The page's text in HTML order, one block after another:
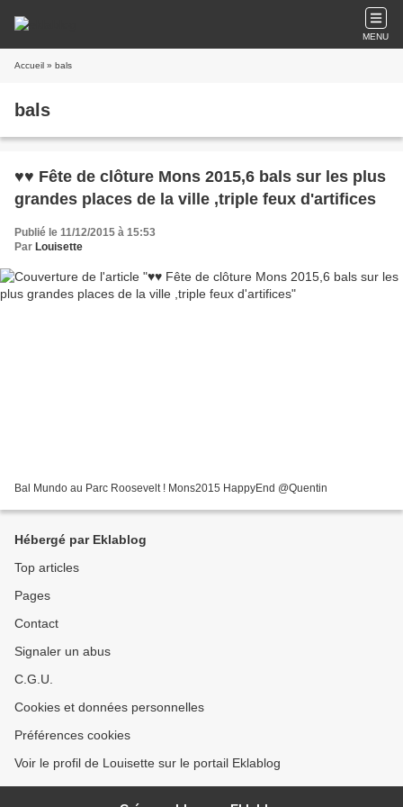
MENU
Accueil » bals
bals
♥♥ Fête de clôture Mons 2015,6 bals sur les plus
grandes places de la ville ,triple feux d'artifices
Publié le 11/12/2015 à 15:53
Par Louisette
Bal Mundo au Parc Roosevelt ! Mons2015 HappyEnd @Quentin
Hébergé par Eklablog
Top articles
Pages
Contact
Signaler un abus
C.G.U.
Cookies et données personnelles
Préférences cookies
Voir le profil de Louisette sur le portail Eklablog